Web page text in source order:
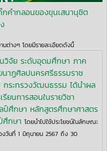
กคำกลอนของขุนเสนานุชิต
นต่างๆ โดยมีรายละเอียดดังนี้
นวิจัย ระดับอุดมศึกษา ภาค
าฏศิลปนครศรีธรรมราช
ะทรวงวัฒนธรรม ได้นำผล
รียนการสอนในรายวิชา
ป์ศึกษา หลักสูตรศึกษาศาสตร
ศึกษา โดยนำไปใช้ประโยชน์ในลักษณะ
งวันที่ 1 มิถุนายน 2567 ถึง 30